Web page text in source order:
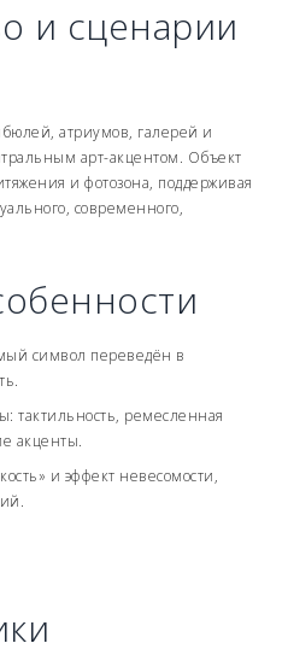
и сценарии
атриумов, галерей и
арт-акцентом. Объект
и фотозона, поддерживая
современного,
символ переведён в
тактильность, ремесленная
акценты.
и эффект невесомости,